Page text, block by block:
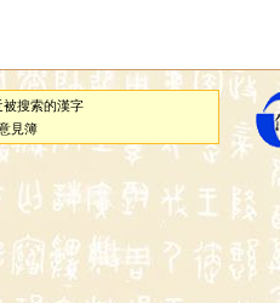
被搜索的漢字
見簿